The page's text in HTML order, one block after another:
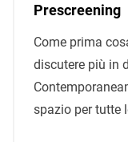
Prescreening
Come prima
discutere più in
spazio per tutte